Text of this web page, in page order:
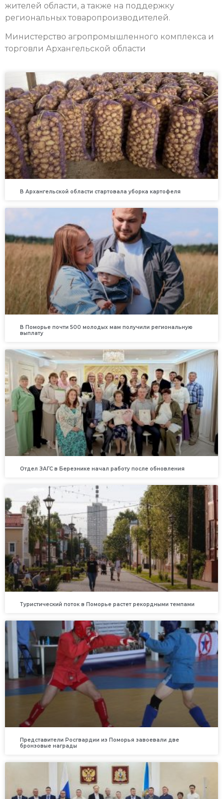
жителей области, а также на поддержку
региональных товаропроизводителей.
Министерство агропромышленного комплекса и
торговли Архангельской области
В Архангельской области стартовала уборка картофеля
В Поморье почти 500 молодых мам получили региональную
выплату
Отдел ЗАГС в Березнике начал работу после обновления
Туристический поток в Поморье растет рекордными темпами
Представители Росгвардии из Поморья завоевали две
бронзовые награды